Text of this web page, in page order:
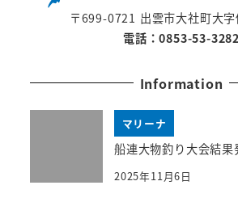
〒699-0721 出雲市大社町大
電話：0853-53-3282
Information
マリーナ
船連大物釣り大会結果
2025年11月6日